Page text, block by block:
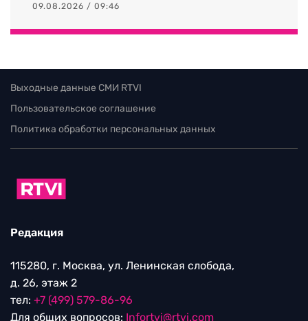
09.08.2026 / 09:46
Выходные данные СМИ RTVI
Пользовательское соглашение
Политика обработки персональных данных
Редакция
115280, г. Москва, ул. Ленинская слобода,
д. 26, этаж 2
тел: +7 (499) 579-86-96
Для общих вопросов: Infortvi@rtvi.com